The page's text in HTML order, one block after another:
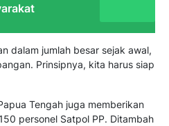
dalam jumlah besar sejak awal,
Prinsipnya, kita harus siap
Tengah juga memberikan
personel Satpol PP. Ditambah